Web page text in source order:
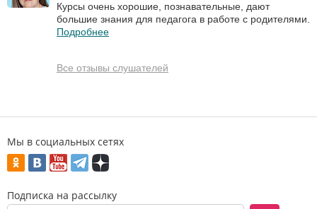
Курсы очень хорошие, познавательные, дают
большие знания для педагога в работе с родителями.
Подробнее
Все отзывы слушателей
Мы в социальных сетях
Подписка на рассылку